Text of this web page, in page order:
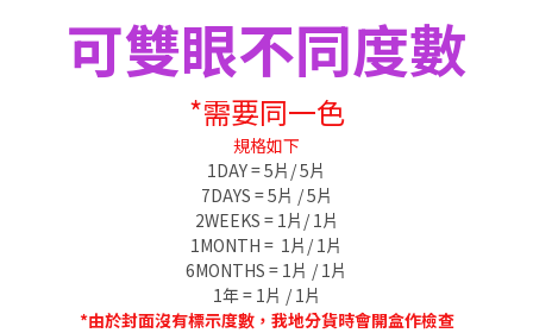
可雙眼不同度數
*需要同一色
規格如下
1DAY = 5片/ 5片
7DAYS = 5片 / 5片
2WEEKS = 1片/ 1片
1MONTH = 1片/ 1片
6MONTHS = 1片 / 1片
1年 = 1片 / 1片
*由於封面沒有標示度數，我地分貨時會開盒作檢查